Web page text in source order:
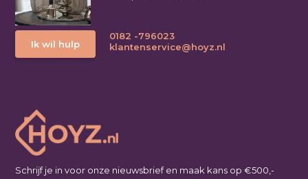
Ik wil hulp
0182 -796023
klantenservice@hoyz.nl
Schrijf je in voor onze nieuwsbrief en maak kans op €500,-